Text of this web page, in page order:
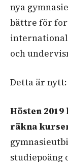
nya
bättre för
och
Detta är nytt:
Hösten
räkna
studiepoäng